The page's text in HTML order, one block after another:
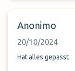
Anonimo
20/10/2024
Hat alles gepasst